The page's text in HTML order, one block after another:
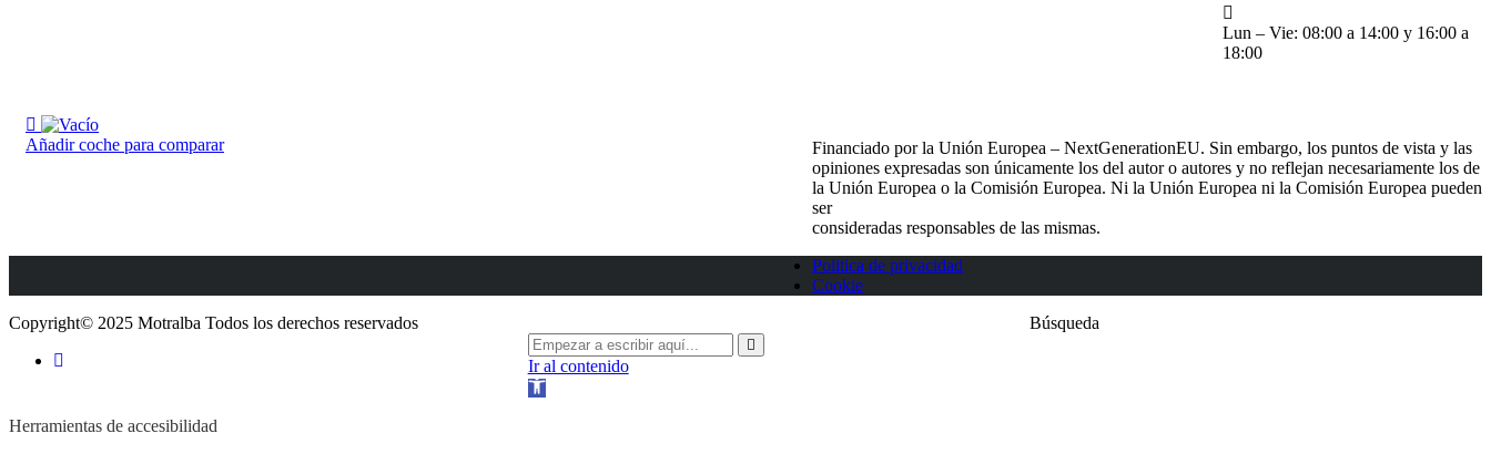
Añadir coche para comparar
Lun – Vie: 08:00 a 14:00 y 16:00 a
18:00
Financiado por la Unión Europea – NextGenerationEU. Sin embargo, los puntos de vista y las
opiniones expresadas son únicamente los del autor o autores y no reflejan necesariamente los de
la Unión Europea o la Comisión Europea. Ni la Unión Europea ni la Comisión Europea pueden
ser
consideradas responsables de las mismas.
Politica de privacidad
Cookie
Copyright© 2025 Motralba Todos los derechos reservados
Búsqueda
Ir al contenido
Abrir
Herramientas de accesibilidad